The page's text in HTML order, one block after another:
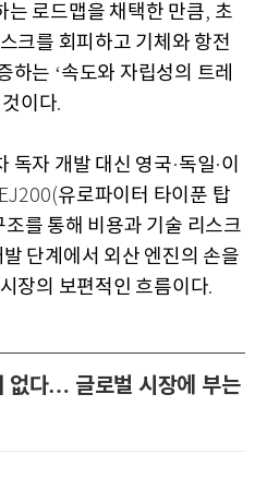
는 로드맵을 채택한 만큼, 초
크를 회피하고 기체와 항전
하는 ‘속도와 자립성의 트레
이다.
독자 개발 대신 영국·독일·이
EJ200(유로파이터 타이푼 탑
를 통해 비용과 기술 리스크
발 단계에서 외산 엔진의 손을
장의 보편적인 흐름이다.
없다… 글로벌 시장에 부는